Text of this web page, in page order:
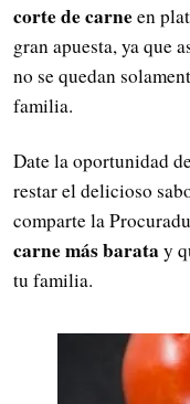
corte de carneen
gran apuesta, ya que
no se quedan
familia.
Date la oportunidad
restar el delicioso
comparte la
carne más barata y
tu familia.